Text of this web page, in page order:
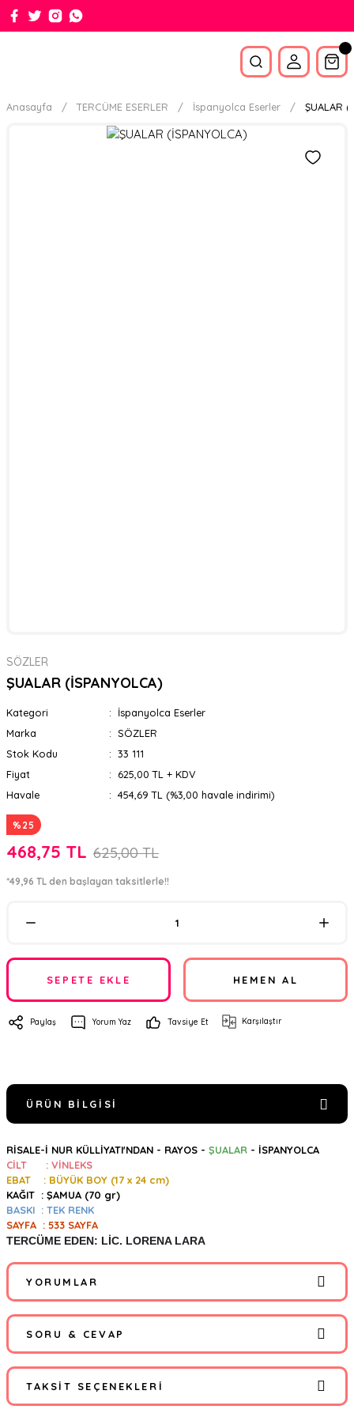
Anasayfa TERCÜME ESERLER İspanyolca Eserler ŞUALAR
SÖZLER
ŞUALAR (İSPANYOLCA)
Kategori
İspanyolca Eserler
Marka
SÖZLER
Stok Kodu
33 111
Fiyat
625,00 TL + KDV
Havale
454,69 TL (%3,00 havale indirimi)
%25
468,75 TL 625,00 TL
*49,96 TL den başlayan taksitlerle!!
SEPETE EKLE HEMEN AL
Paylaş Yorum Yaz Tavsiye Et Karşılaştır
ÜRÜN BILGISI
RİSALE-İ NUR KÜLLİYATI'NDAN - RAYOS - ŞUALAR - İSPANYOLCA
CİLT : VİNLEKS
EBAT : BÜYÜK BOY (17 x 24 cm)
KAĞIT : ŞAMUA (70 gr)
BASKI : TEK RENK
SAYFA : 533 SAYFA
TERCÜME EDEN: LİC. LORENA LARA
YORUMLAR
Bu ürüne ilk yorumu siz yapın!
Yorum Yaz
SORU & CEVAP
Ürün hakkında henüz soru sorulmamış.
TAKSIT SEÇENEKLERI